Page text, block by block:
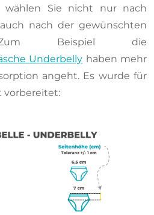
wählen Sie nicht nur nach
nach der gewünschten
Zum Beispiel die
Underbelly haben mehr
angeht. Es wurde für
vorbereitet: